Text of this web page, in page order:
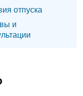
отпуска
и